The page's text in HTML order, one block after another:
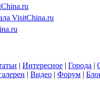
VisitChina.ru
| Интересное | Города |
| Видео | Форум |